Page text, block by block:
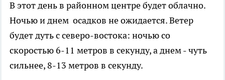
В этот день в районном центре будет облачно.
Ночью и днем осадков не ожидается. Ветер
будет дуть с северо-востока: ночью со
скоростью 6-11 метров в секунду, а днем - чуть
сильнее, 8-13 метров в секунду.